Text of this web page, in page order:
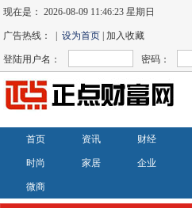
现在是：2026-08-09 11:46:24 星期日
广告热线： |设为首页 | 加入收藏
登陆用户名： 密码：
首页 资讯 财经
时尚 家居 企业
微商